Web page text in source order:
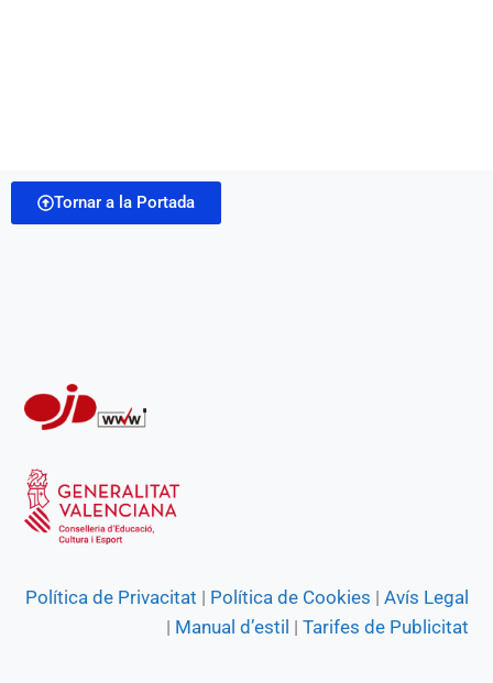
Tornar a la Portada
Política de Privacitat | Política de Cookies | Avís Legal
| Manual d’estil | Tarifes de Publicitat